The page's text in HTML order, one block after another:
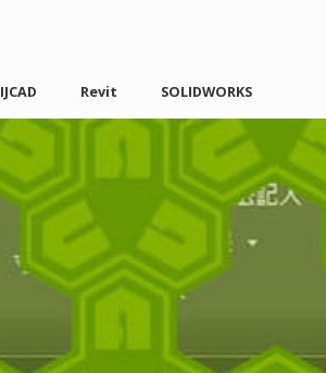
IJCAD Revit SOLIDWORKS